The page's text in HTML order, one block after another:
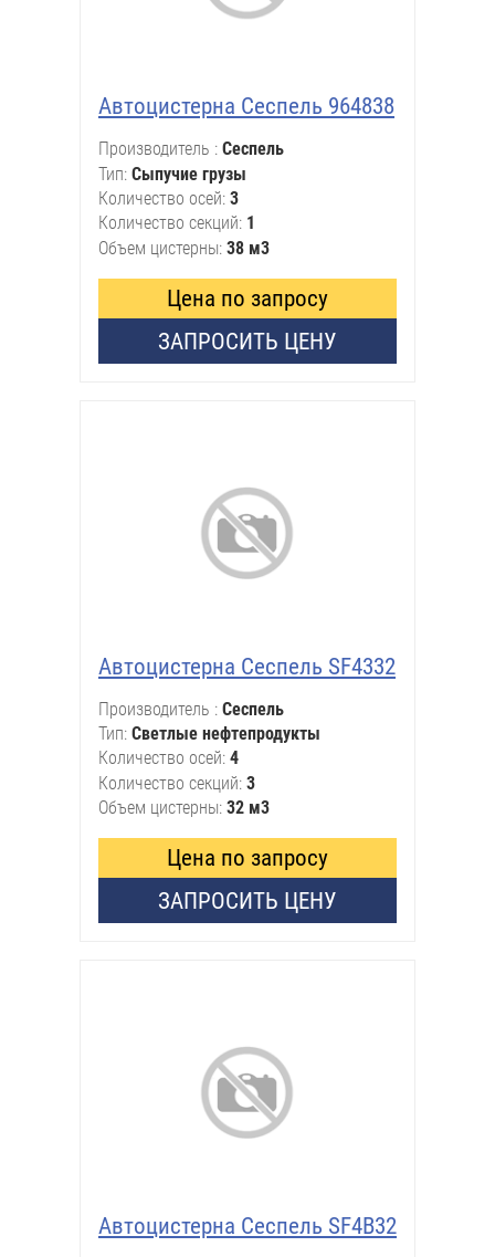
Автоцистерна Сеспель 964838
Производитель
Сеспель
Тип Сыпучие грузы
Количество осей 3
Количество секций 1
Объем цистерны 38 м3
Цена по запросу
ЗАПРОСИТЬ ЦЕНУ
Автоцистерна Сеспель SF4332
Производитель
Сеспель
Тип Светлые нефтепродукты
Количество осей 4
Количество секций 3
Объем цистерны 32 м3
Цена по запросу
ЗАПРОСИТЬ ЦЕНУ
Автоцистерна Сеспель SF4B32